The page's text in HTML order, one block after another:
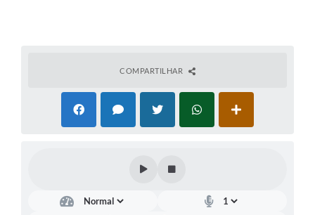
COMPARTILHAR